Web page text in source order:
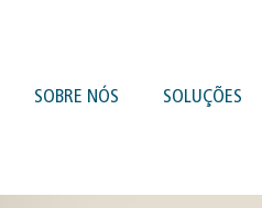
SOBRE NÓS SOLUÇÕES